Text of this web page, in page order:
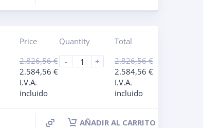
Price
2.826,56€
2.584,56 €
I.V.A.
incluido
Quantity
-
+
Total
2.826,56€
2.584,56€
I.V.A.
incluido
AÑADIR AL CARRITO